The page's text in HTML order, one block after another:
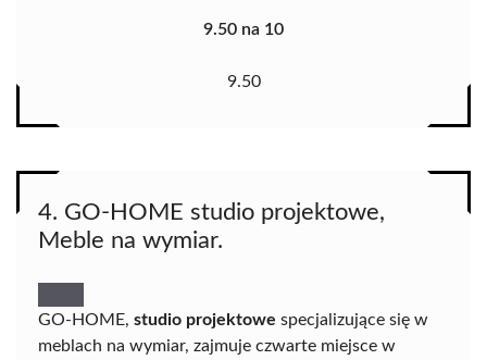
9.50 na 10
9.50
4. GO-HOME studio projektowe,
Meble na wymiar.
GO-HOME, studio projektowe specjalizujące się w
meblach na wymiar, zajmuje czwarte miejsce w